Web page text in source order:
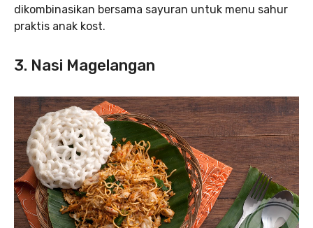
dikombinasikan bersama sayuran untuk menu sahur
praktis anak kost.
3. Nasi Magelangan